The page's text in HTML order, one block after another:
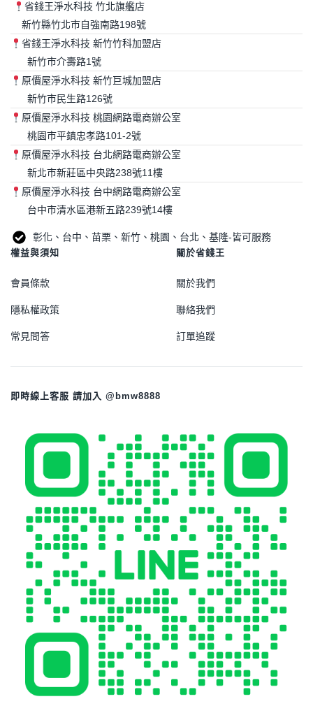
省錢王淨水科技 竹北旗艦店
新竹縣竹北市自強南路198號
省錢王淨水科技 新竹竹科加盟店
新竹市介壽路1號
原價屋淨水科技 新竹巨城加盟店
新竹市民生路126號
原價屋淨水科技 桃園網路電商辦公室
桃園市平鎮忠孝路101-2號
原價屋淨水科技 台北網路電商辦公室
新北市新莊區中央路238號11樓
原價屋淨水科技 台中網路電商辦公室
台中市清水區港新五路239號14樓
彰化、台中、苗栗、新竹、桃園、台北、基隆-皆可服務
權益與須知
會員條款
隱私權政策
常見問答
關於省錢王
關於我們
聯絡我們
訂單追蹤
即時線上客服 請加入 @bmw8888